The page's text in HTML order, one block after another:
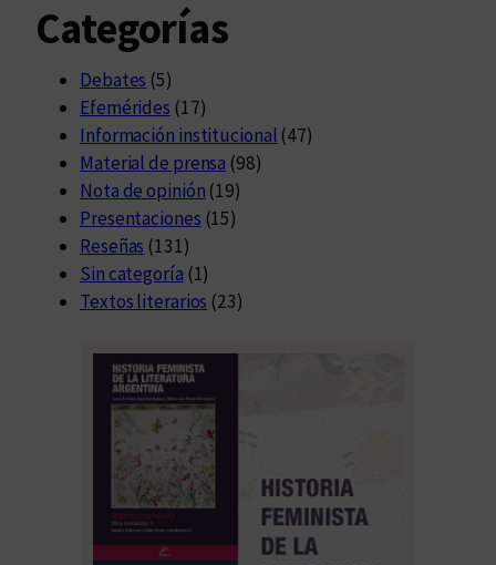
Categorías
Debates (5)
Efemérides (17)
Información institucional (47)
Material de prensa (98)
Nota de opinión (19)
Presentaciones (15)
Reseñas (131)
Sin categoría (1)
Textos literarios (23)